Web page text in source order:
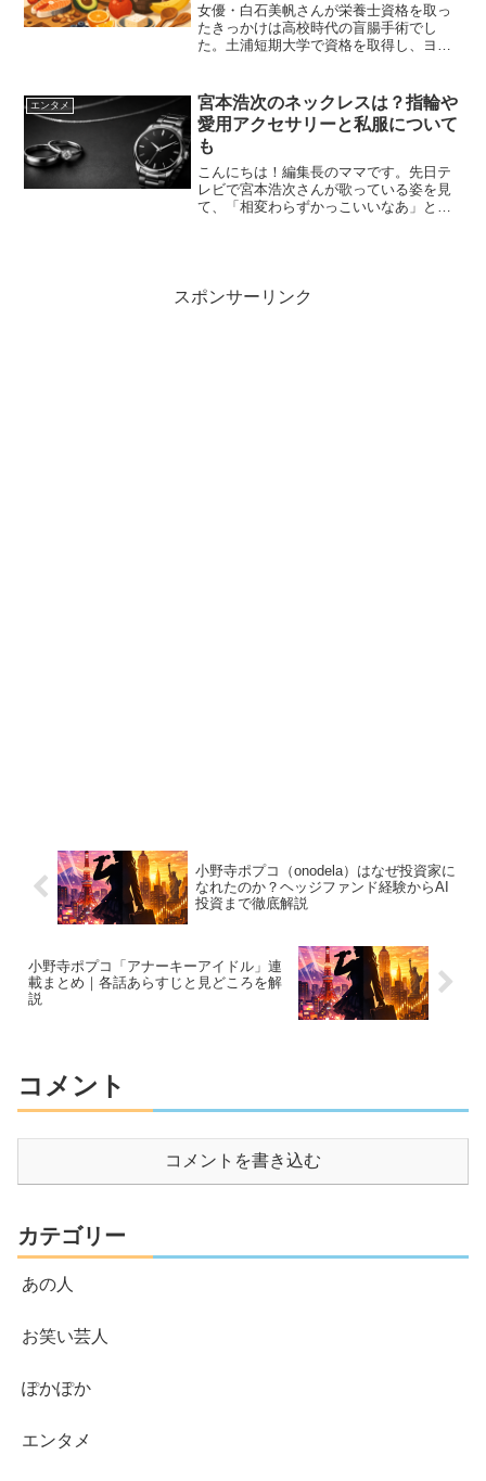
女優・白石美帆さんが栄養士資格を取っ
たきっかけは高校時代の盲腸手術でし
た。土浦短期大学で資格を取得し、ヨシ
します。
エンタメ
宮本浩次のネックレスは？指輪や
愛用アクセサリーと私服について
も
こんにちは！編集長のママです。先日テ
レビで宮本浩次さんが歌っている姿を見
て、「相変わらずかっこいいなあ」とう
スポンサーリンク
小野寺ポプコ（onodela）はなぜ投資家に
なれたのか？ヘッジファンド経験からAI
投資まで徹底解説
小野寺ポプコ「アナーキーアイドル」連
載まとめ｜各話あらすじと見どころを解
説
コメント
コメントを書き込む
カテゴリー
あの人
お笑い芸人
ぽかぽか
エンタメ